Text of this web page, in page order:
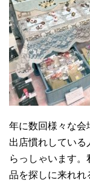
年に数回様々な会
出店慣れしている
らっしゃいます
品を探しに来れれ